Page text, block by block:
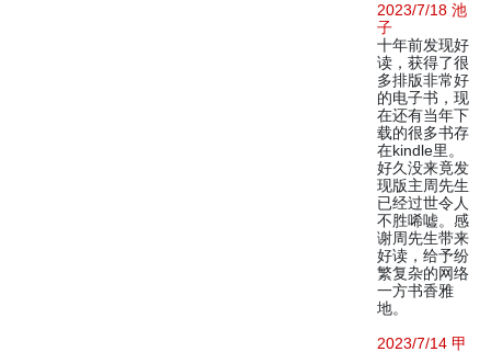
2023/7/18 池
子
十年前发现好
读，获得了很
多排版非常好
的电子书，现
在还有当年下
载的很多书存
在kindle里。
好久没来竟发
现版主周先生
已经过世令人
不胜唏嘘。感
谢周先生带来
好读，给予纷
繁复杂的网络
一方书香雅
地。
2023/7/14 甲